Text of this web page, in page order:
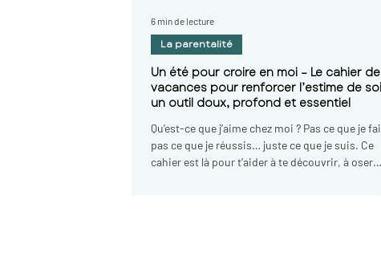
velay, psychologue haute loire
Un été pour croire en moi – Le cahier de
vacances pour renforcer l’estime de soi :
un outil doux, profond et essentiel
Qu’est-ce que j’aime chez moi ? Pas ce que je
pas ce que je réussis… juste ce que je suis. Ce
cahier est là pour t’aider à te découvrir, à oser
La parentalité
6 min de lecture